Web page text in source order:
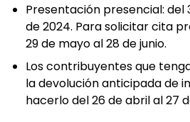
Presentación presencial: del
de 2024. Para solicitar cita
29 de mayo al 28 de junio.
Los contribuyentes que
la devolución anticipada de
hacerlo del 26 de abril al 27